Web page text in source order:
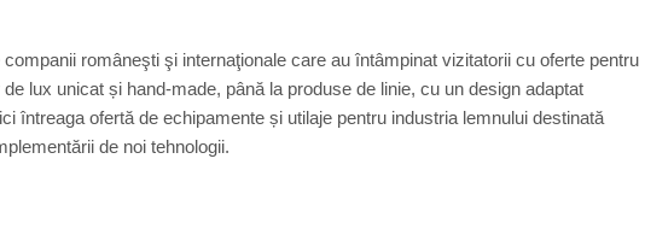
româneşti şi internaţionale care au întâmpinat vizitatorii cu oferte pentru
lux unicat și hand-made, până la produse de linie, cu un design adaptat
întreaga ofertă de echipamente și utilaje pentru industria lemnului destinată
de noi tehnologii.